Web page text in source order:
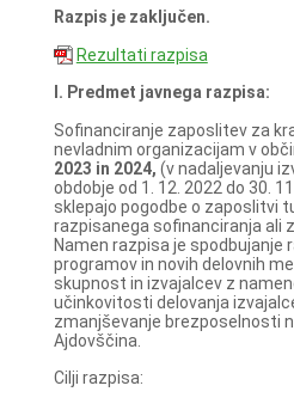
Razpis je zaključen.
Rezultati razpisa
I. Predmet javnega razpisa:
Sofinanciranje zaposlitev za
nevladnim organizacijam v
2023 in 2024, (v nadaljevanju
obdobje od 1. 12. 2022 do 30.
sklepajo pogodbe o zaposlitvi
razpisanega sofinanciranja ali
Namen razpisa je spodbujanje
programov in novih delovnih
skupnost in izvajalcev z
učinkovitosti delovanja
zmanjševanje brezposelnosti
Ajdovščina.
Cilji razpisa: